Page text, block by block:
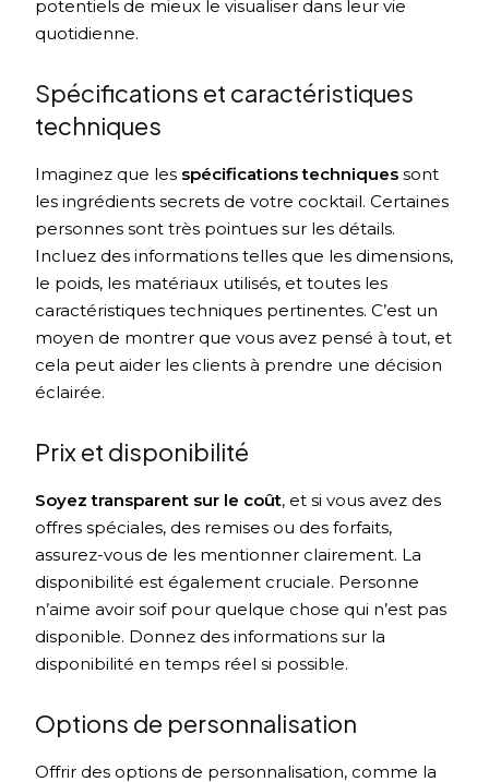
potentiels de mieux le visualiser dans leur vie
quotidienne.
Spécifications et caractéristiques
techniques
Imaginez que les spécifications techniques sont
les ingrédients secrets de votre cocktail. Certaines
personnes sont très pointues sur les détails.
Incluez des informations telles que les dimensions,
le poids, les matériaux utilisés, et toutes les
caractéristiques techniques pertinentes. C’est un
moyen de montrer que vous avez pensé à tout, et
cela peut aider les clients à prendre une décision
éclairée.
Prix et disponibilité
Soyez transparent sur le coût, et si vous avez des
offres spéciales, des remises ou des forfaits,
assurez-vous de les mentionner clairement. La
disponibilité est également cruciale. Personne
n’aime avoir soif pour quelque chose qui n’est pas
disponible. Donnez des informations sur la
disponibilité en temps réel si possible.
Options de personnalisation
Offrir des options de personnalisation, comme la